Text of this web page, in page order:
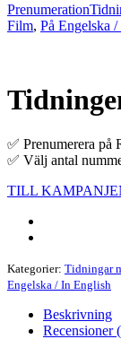
Prenumeration
Film, På Engelska
✅ Prenumerera på
✅ Välj antal
TILL
Kategorier: Tidningar
Engelska / In English
Beskrivning
Recensioner